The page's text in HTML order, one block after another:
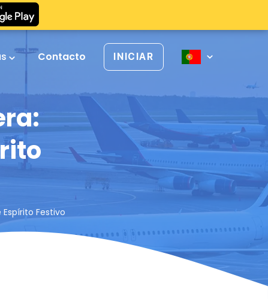
Contacto INICIAR
Festivo